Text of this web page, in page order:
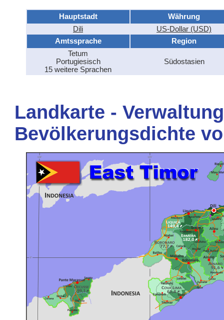
Hauptstadt
Währung
Dili
US-Dollar (USD)
Amtssprache
Region
Tetum
Portugiesisch
15 weitere Sprachen
Südostasien
Landkarte -
Bevölkerungsdichte